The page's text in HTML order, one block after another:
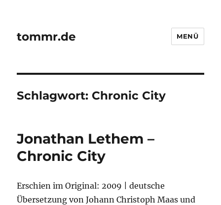
tommr.de MENÜ
Schlagwort: Chronic City
Jonathan Lethem –
Chronic City
Erschien im Original: 2009 | deutsche
Übersetzung von Johann Christoph Maas und